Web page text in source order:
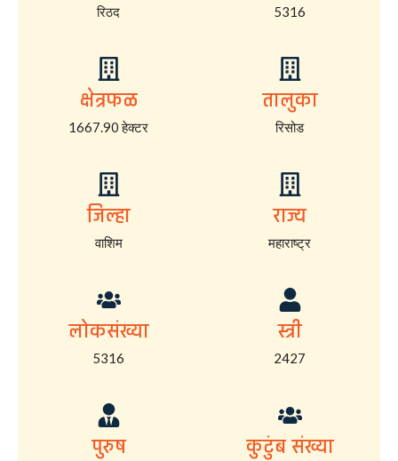
रिठद 5316
क्षेत्रफळ
1667.90 हेक्टर
तालुका
रिसोड
जिल्हा
वाशिम
राज्य
महाराष्ट्र
लोकसंख्या
5316
स्त्री
2427
पुरुष कुटुंब संख्या